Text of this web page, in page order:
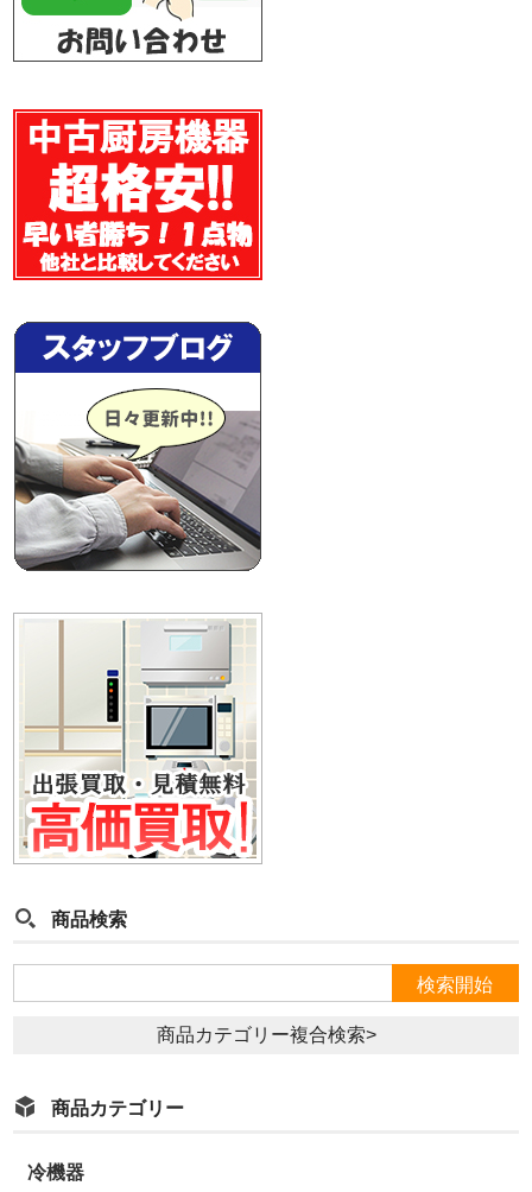
商品検索
商品カテゴリー複合検索>
商品カテゴリー
冷機器